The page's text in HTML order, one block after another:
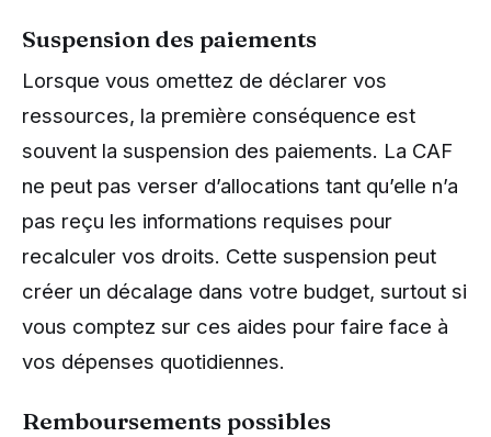
Suspension des paiements
Lorsque vous omettez de déclarer vos
ressources, la première conséquence est
souvent la suspension des paiements. La CAF
ne peut pas verser d’allocations tant qu’elle n’a
pas reçu les informations requises pour
recalculer vos droits. Cette suspension peut
créer un décalage dans votre budget, surtout si
vous comptez sur ces aides pour faire face à
vos dépenses quotidiennes.
Remboursements possibles